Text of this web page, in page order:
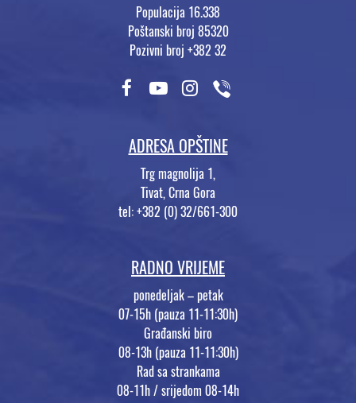
Populacija 16.338
Poštanski broj 85320
Pozivni broj +382 32
ADRESA OPŠTINE
Trg magnolija 1,
Tivat, Crna Gora
tel: +382 (0) 32/661-300
RADNO VRIJEME
ponedeljak – petak
07-15h (pauza 11-11:30h)
Građanski biro
08-13h (pauza 11-11:30h)
Rad sa strankama
08-11h / srijedom 08-14h